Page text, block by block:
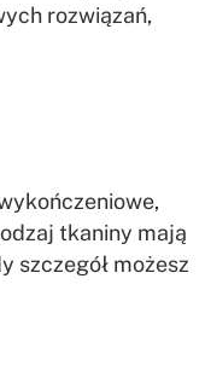
rozwiązań,
tkaniny mają
szczegół możesz